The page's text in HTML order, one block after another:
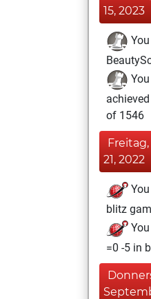
15, 2023
You
of 1546
21, 2022
blitz
=0 -5 in